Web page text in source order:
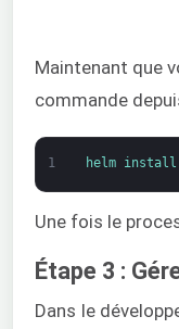
Maintenant que
commande
1 helm install
Une fois le
Étape 3 :
Dans le